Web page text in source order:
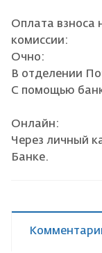
Оплата взноса
комиссии:
Очно:
В отделении
С помощью
Онлайн:
Через личный
Банке.